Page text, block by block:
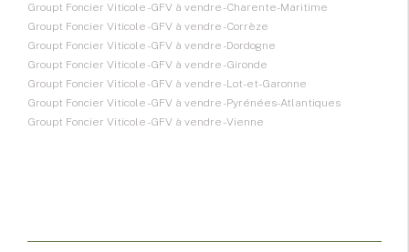
Groupt Foncier Viticole - GFV à vendre - Charente-Maritime
Groupt Foncier Viticole - GFV à vendre - Corrèze
Groupt Foncier Viticole - GFV à vendre - Dordogne
Groupt Foncier Viticole - GFV à vendre - Gironde
Groupt Foncier Viticole - GFV à vendre - Lot-et-Garonne
Groupt Foncier Viticole - GFV à vendre - Pyrénées-Atlantiques
Groupt Foncier Viticole - GFV à vendre - Vienne